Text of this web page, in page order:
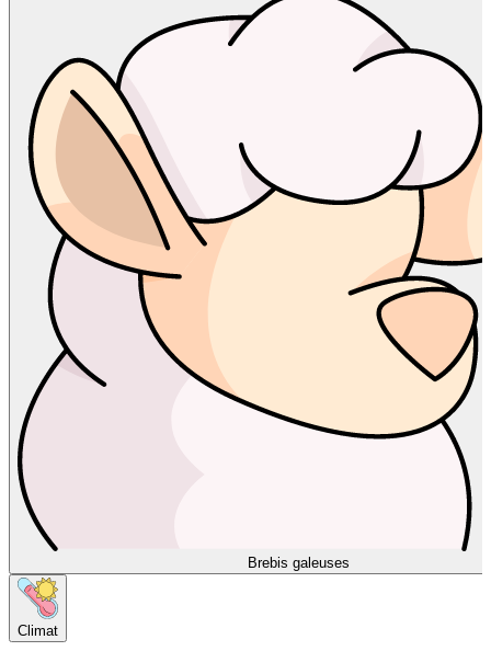
Brebis galeuses
Climat